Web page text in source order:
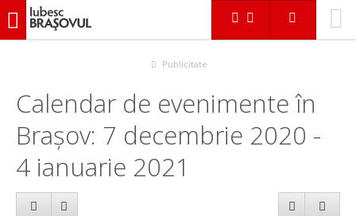
iubescbraşovul.ro
Publicitate
Calendar de evenimente în
Brașov: 7 decembrie 2020 -
4 ianuarie 2021